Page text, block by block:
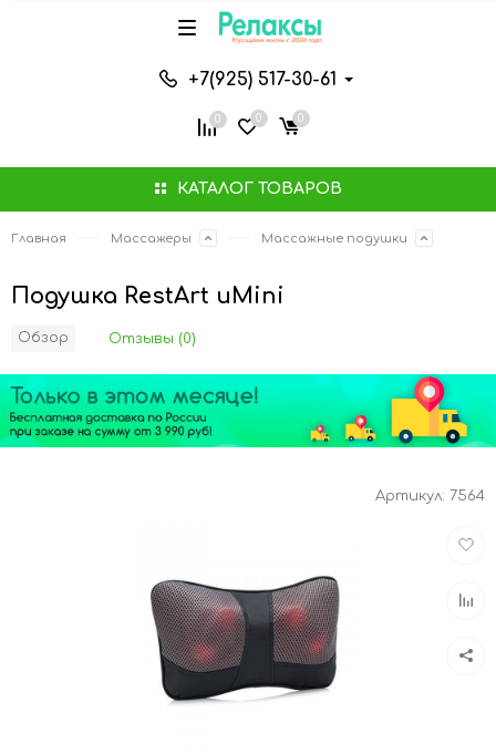
КАТАЛОГ ТОВАРОВ
+7(925) 517-30-61
0 0 0
Главная Массажеры Массажные подушки
Подушка RestArt uMini
Обзор Отзывы (0)
Артикул: 7564